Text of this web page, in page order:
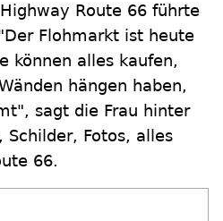
Route 66 führte
Flohmarkt ist heute
können alles kaufen,
hängen haben,
sagt die Frau hinter
Schilder, Fotos, alles
66.